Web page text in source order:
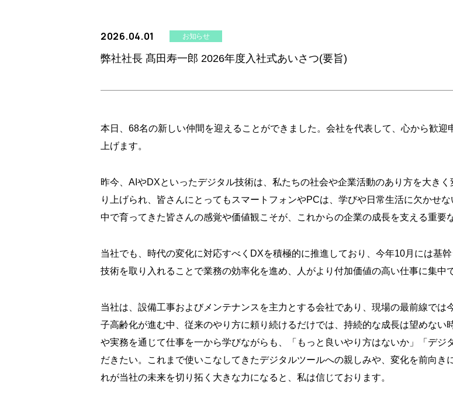
2026.04.01 お知らせ
弊社社長 髙田寿一郎 2026年度入社式あいさつ(要旨)
本日、68名の新しい仲間を迎えることができました。会社を代表して、心から歓
上げます。
昨今、AIやDXといったデジタル技術は、私たちの社会や企業活動のあり方を大き
り上げられ、皆さんにとってもスマートフォンやPCは、学びや日常生活に欠かせ
中で育ってきた皆さんの感覚や価値観こそが、これからの企業の成長を支える重要
当社でも、時代の変化に対応すべくDXを積極的に推進しており、今年10月には基
技術を取り入れることで業務の効率化を進め、人がより付加価値の高い仕事に集中
当社は、設備工事およびメンテナンスを主力とする会社であり、現場の最前線で
子高齢化が進む中、従来のやり方に頼り続けるだけでは、持続的な成長は望めな
や実務を通じて仕事を一から学びながらも、「もっと良いやり方はないか」「デ
だきたい。これまで使いこなしてきたデジタルツールへの親しみや、変化を前向
れが当社の未来を切り拓く大きな力になると、私は信じております。